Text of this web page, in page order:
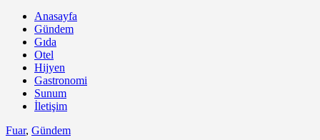
Anasayfa
Gündem
Gıda
Otel
Hijyen
Gastronomi
Sunum
İletişim
Fuar, Gündem